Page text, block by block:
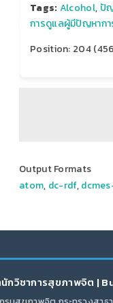
Tags: Alcohol, ปั
การดูแลผู้มีปัญหาก
Position: 204(
Output Formats
atom, dc-rdf,
กวิชาการสุขภาพจิต |